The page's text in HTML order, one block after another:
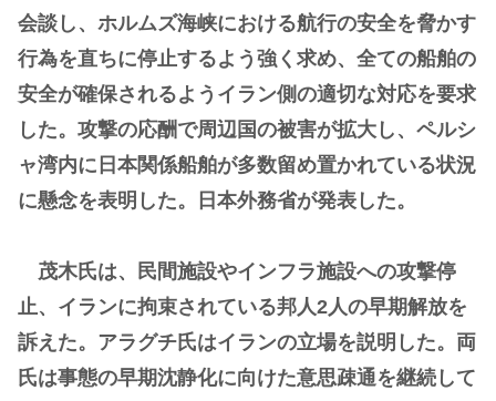
会談し、ホルムズ海峡における航行の安全を脅かす
行為を直ちに停止するよう強く求め、全ての船舶の
安全が確保されるようイラン側の適切な対応を要求
した。攻撃の応酬で周辺国の被害が拡大し、ペルシ
ャ湾内に日本関係船舶が多数留め置かれている状況
に懸念を表明した。日本外務省が発表した。
茂木氏は、民間施設やインフラ施設への攻撃停
止、イランに拘束されている邦人2人の早期解放を
訴えた。アラグチ氏はイランの立場を説明した。両
氏は事態の早期沈静化に向けた意思疎通を継続して